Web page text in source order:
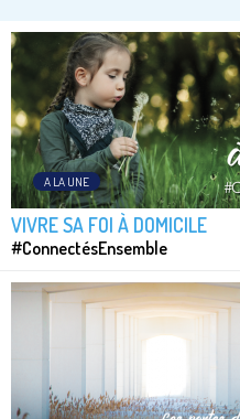
A LA UNE
VIVRE SA FOI À DOMICILE
#ConnectésEnsemble